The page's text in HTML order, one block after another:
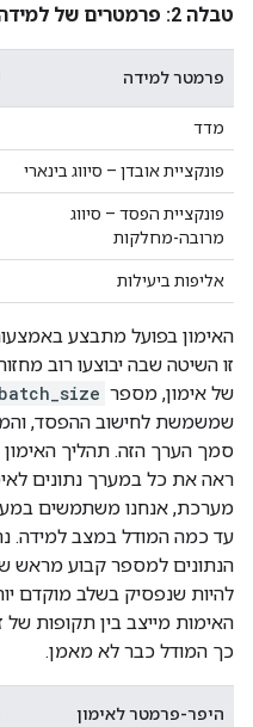
טבלה 2: פרמטרים של למידה
פרמטר למידה
מדד
פונקציית אובדן – סיווג בינארי
פונקציית הפסד – סיווג
מרובה-מחלקות
אליפות ביעילות
האימון בפועל מתבצע
זו השיטה שבה יבוצעו רוב
של אימון, מספר batch_size
שמשמשת לחישוב ההפסד,
סמך הערך הזה. תהליך
ראה את כל במערך נתונים
מערכת, אנחנו משתמשים
עד כמה המודל במצב למידה.
הנתונים למספר קבוע מראש
להיות שנפסיק בשלב מוקדם
האימות מייצב בין תקופות
כך המודל כבר לא מאמן.
היפר-פרמטר לאימון